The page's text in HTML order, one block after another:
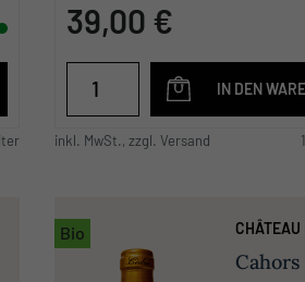
39,00 €
IN DEN
inkl. MwSt., zzgl. Versand
Bio CHÂTEAU